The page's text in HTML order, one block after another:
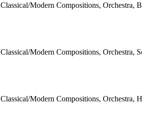
Classical/Modern Compositions, Orchestra,
Classical/Modern Compositions, Orchestra,
Classical/Modern Compositions, Orchestra,